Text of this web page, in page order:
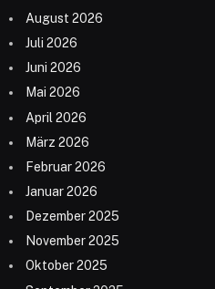
August 2026
Juli 2026
Juni 2026
Mai 2026
April 2026
März 2026
Februar 2026
Januar 2026
Dezember 2025
November 2025
Oktober 2025